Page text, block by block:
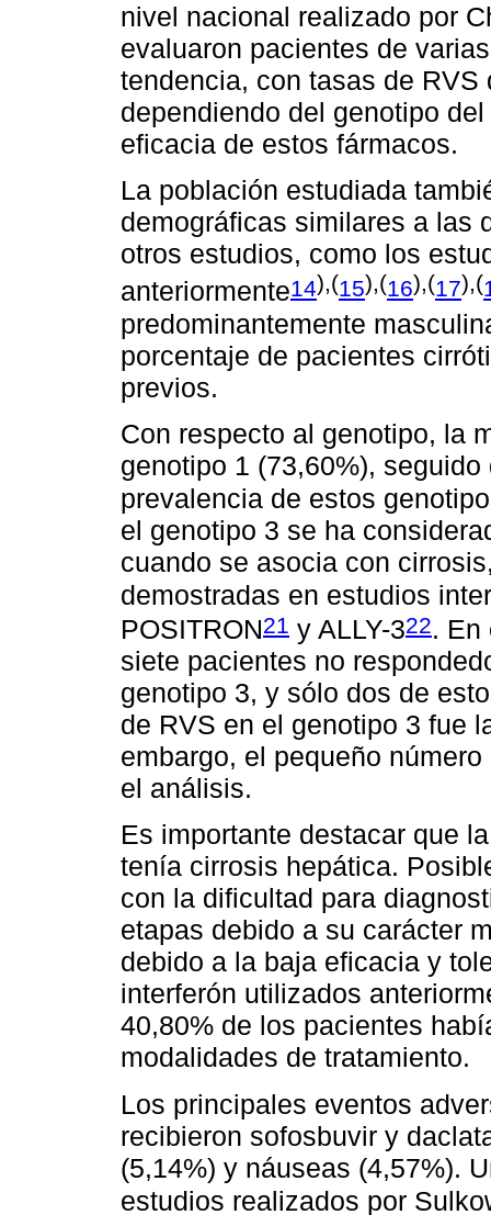
nivel nacional realizado por
evaluaron pacientes de
tendencia, con tasas de
dependiendo del genotipo
eficacia de estos fármacos.
La población estudiada
demográficas similares a las
otros estudios, como los
anteriormente14),(15),(16),(17),(
predominantemente
porcentaje de pacientes
previos.
Con respecto al genotipo, la
genotipo 1 (73,60%),
prevalencia de estos
el genotipo 3 se ha
cuando se asocia con
demostradas en estudios
POSITRON21 y ALLY-322. En
siete pacientes no
genotipo 3, y sólo dos de
de RVS en el genotipo 3 fue
embargo, el pequeño
el análisis.
Es importante destacar que
tenía cirrosis hepática.
con la dificultad para
etapas debido a su carácter
debido a la baja eficacia y
interferón utilizados
40,80% de los pacientes
modalidades de tratamiento.
Los principales eventos
recibieron sofosbuvir y
(5,14%) y náuseas (4,57%).
estudios realizados por